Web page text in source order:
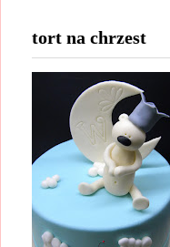
tort na chrzest